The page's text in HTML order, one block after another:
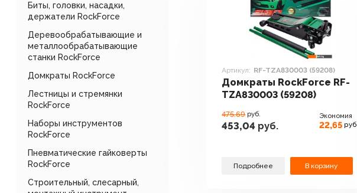
Биты, головки, насадки,
держатели RockForce
Деревообрабатывающие и
металлообрабатывающие
станки RockForce
Домкраты RockForce
Лестницы и стремянки
RockForce
Наборы инструментов
RockForce
Пневматические гайковерты
RockForce
Строительный, слесарный,
Артикул: RF-TZA830003 (59208)
Домкраты RockForce RF-
TZA830003 (59208)
475.69 руб.
453,04 руб.
Экономия
22,65 руб.
Подробнее В корзину